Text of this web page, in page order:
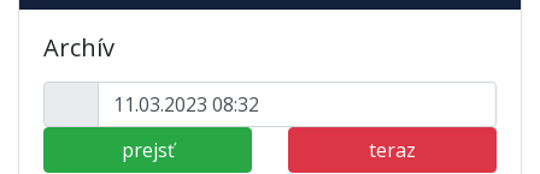
Archív
prejsť teraz